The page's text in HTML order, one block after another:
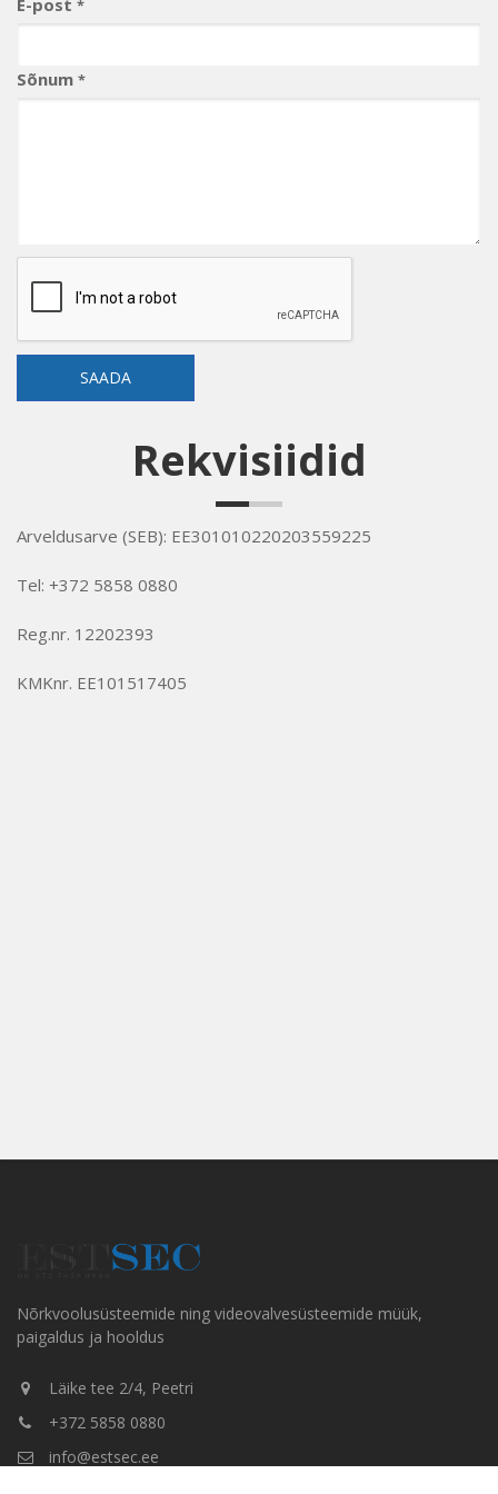
*
Sõnum *
SAADA
Rekvisiidid
Arveldusarve (SEB): EE301010220203559225
Tel: +372 5858 0880
Reg.nr. 12202393
KMKnr. EE101517405
Nõrkvoolusüsteemide ning videovalvesüsteemide müük,
paigaldus ja hooldus
Läike tee 2/4, Peetri
+372 5858 0880
info@estsec.ee